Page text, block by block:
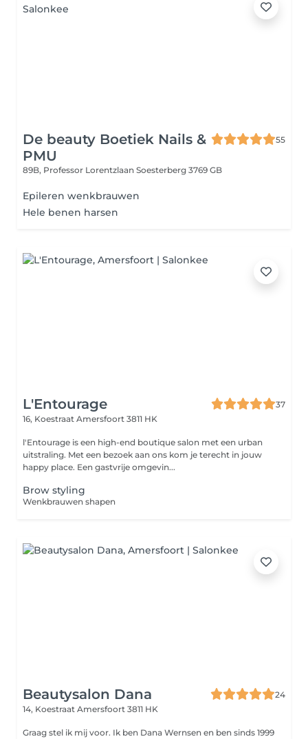
De beauty Boetiek Nails &
PMU
55
89B, Professor Lorentzlaan Soesterberg 3769 GB
Epileren wenkbrauwen
Hele benen harsen
L'Entourage
37
16, Koestraat Amersfoort 3811 HK
l'Entourage is een high-end boutique salon met een urban
uitstraling. Met een bezoek aan ons kom je terecht in jouw
happy place. Een gastvrije omgevin...
Brow styling
Wenkbrauwen shapen
Beautysalon Dana
24
14, Koestraat Amersfoort 3811 HK
Graag stel ik mij voor. Ik ben Dana Wernsen en ben sinds 1999